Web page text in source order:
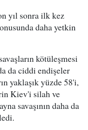
yıl sonra ilk kez
daha yetkin
kötüleşmesi
da ciddi endişeler
yaklaşık yüzde 58'i,
Kiev'i silah ve
savaşının daha da